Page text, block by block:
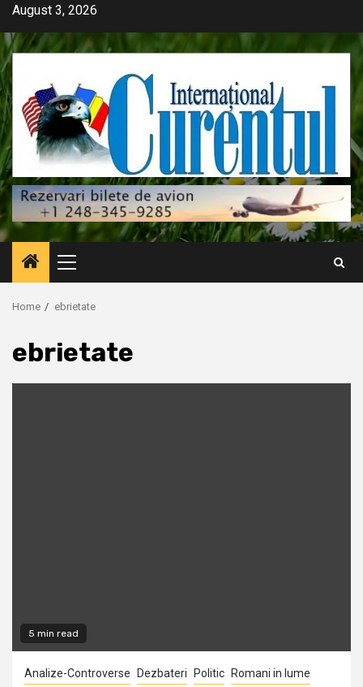
Skip
content
August 3, 2026
Primary
Menu
Home ebrietate
ebrietate
5 min read
Analize-Controverse Dezbateri Politic
Romani in lume